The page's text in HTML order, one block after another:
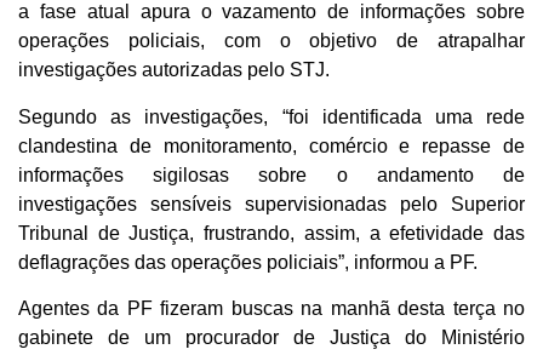
a fase atual apura o vazamento de informações sobre
operações policiais, com o objetivo de atrapalhar
investigações autorizadas pelo STJ.
Segundo as investigações, “foi identificada uma rede
clandestina de monitoramento, comércio e repasse de
informações sigilosas sobre o andamento de
investigações sensíveis supervisionadas pelo Superior
Tribunal de Justiça, frustrando, assim, a efetividade das
deflagrações das operações policiais”, informou a PF.
Agentes da PF fizeram buscas na manhã desta terça no
gabinete de um procurador de Justiça do Ministério